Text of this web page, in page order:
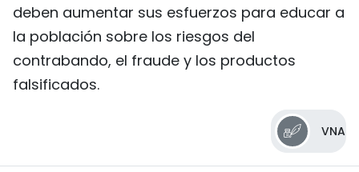
deben aumentar sus esfuerzos para educar a
la población sobre los riesgos del
contrabando, el fraude y los productos
falsificados.
VNA